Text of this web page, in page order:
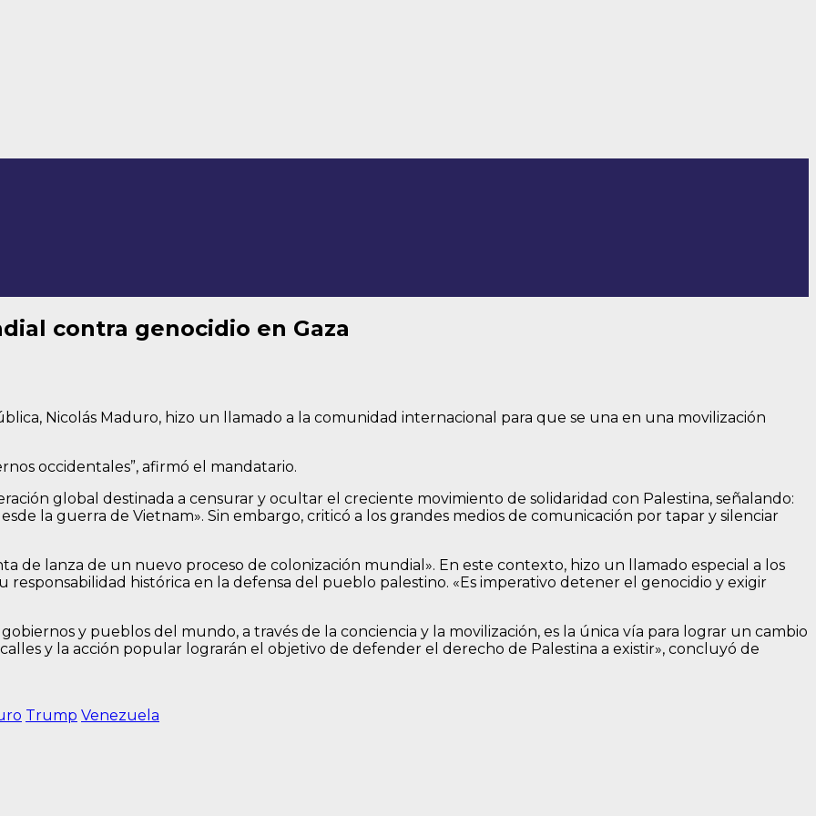
contra genocidio en Gaza
Nicolás Maduro, hizo un llamado a la comunidad internacional para que se una en una movilización
occidentales”, afirmó el mandatario.
global destinada a censurar y ocultar el creciente movimiento de solidaridad con Palestina, señalando:
la guerra de Vietnam». Sin embargo, criticó a los grandes medios de comunicación por tapar y silenciar
de lanza de un nuevo proceso de colonización mundial». En este contexto, hizo un llamado especial a los
responsabilidad histórica en la defensa del pueblo palestino. «Es imperativo detener el genocidio y exigir
y pueblos del mundo, a través de la conciencia y la movilización, es la única vía para lograr un cambio
y la acción popular lograrán el objetivo de defender el derecho de Palestina a existir», concluyó de
Trump Venezuela